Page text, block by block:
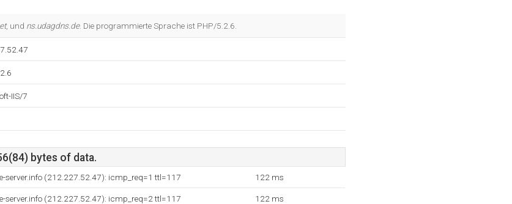
, und ns.udagdns.de. Die programmierte Sprache ist PHP/5.2.6.
IIS/7
bytes of data.
server.info (212.227.52.47): icmp_req=1 ttl=117 122 ms
server.info (212.227.52.47): icmp_req=2 ttl=117 122 ms